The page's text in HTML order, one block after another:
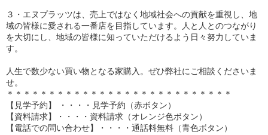
３・エヌプラッツは、売上ではなく地域社会への貢献を重視し、地
域の皆様に愛される一番店を目指しています。人と人とのつながり
を大切にし、地域の皆様に知っていただけるよう日々努力していま
す。
人生で数少ない買い物となる家購入。ぜひ弊社にご相談くださいま
せ。
＊＊＊＊＊＊＊＊＊＊＊＊＊＊＊＊＊＊＊＊＊＊＊＊＊＊＊
【見学予約】 ・・・・見学予約（赤ボタン）
【資料請求】・・・・資料請求（オレンジ色ボタン）
【電話での問い合わせ】・・・・通話料無料（青色ボタン）